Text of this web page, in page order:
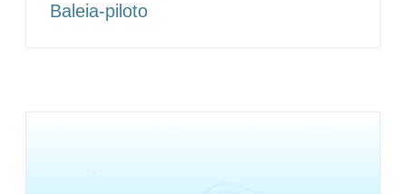
Baleia-piloto